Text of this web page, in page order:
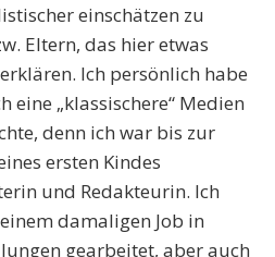
einschätzen zu
Eltern, das hier etwas
Ich persönlich habe
eine „klassischere“ Medien
denn ich war bis zur
ersten Kindes
und Redakteurin. Ich
damaligen Job in
gearbeitet, aber auch